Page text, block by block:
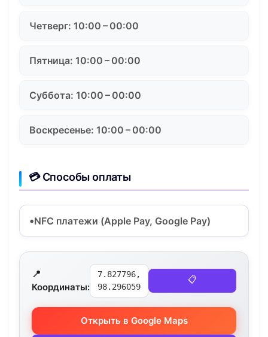
Четверг: 10:00 – 00:00
Пятница: 10:00 – 00:00
Суббота: 10:00 – 00:00
Воскресенье: 10:00 – 00:00
💳 Способы оплаты
NFC платежи (Apple Pay, Google Pay)
📍
Координаты:
7.827796,
98.296059
📋
Открыть в Google Maps